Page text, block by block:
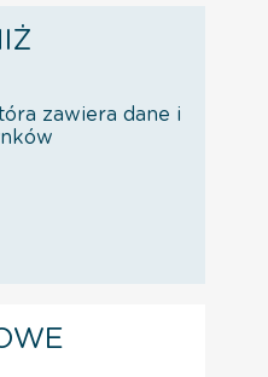
zawiera dane i